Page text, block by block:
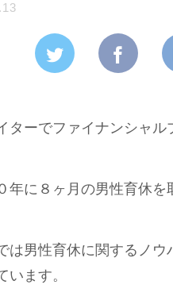
ターでファイナンシャル
年に８ヶ月の男性育休を
は男性育休に関するノ
います。